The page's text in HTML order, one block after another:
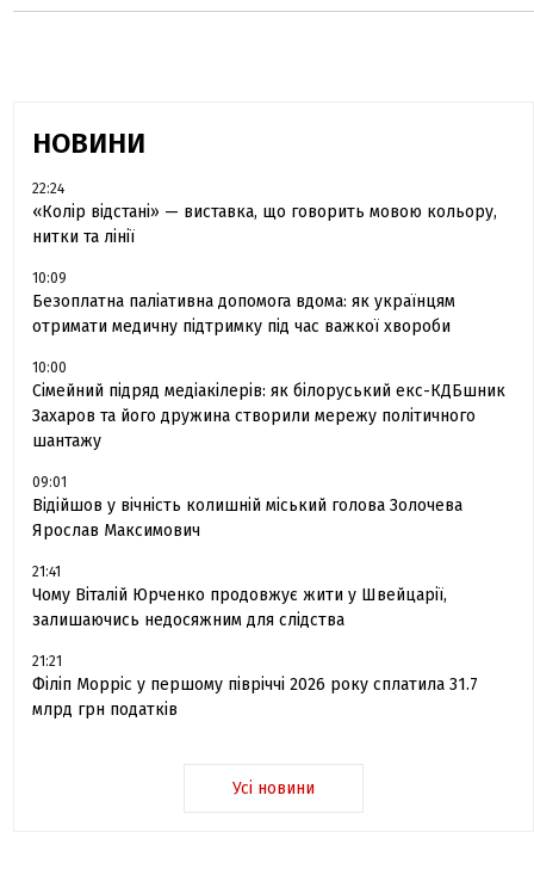
НОВИНИ
22:24
«Колір відстані» — виставка, що говорить мовою кольору,
нитки та лінії
10:09
Безоплатна паліативна допомога вдома: як українцям
отримати медичну підтримку під час важкої хвороби
10:00
Сімейний підряд медіакілерів: як білоруський екс-КДБшник
Захаров та його дружина створили мережу політичного
шантажу
09:01
Відійшов у вічність колишній міський голова Золочева
Ярослав Максимович
21:41
Чому Віталій Юрченко продовжує жити у Швейцарії,
залишаючись недосяжним для слідства
21:21
Філіп Морріс у першому півріччі 2026 року сплатила 31.7
млрд грн податків
Усі новини